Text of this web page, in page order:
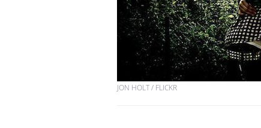
JON HOLT / FLICKR
Hantavirus : un cas
détecté chez un touriste
en France
Mortalité infantile : un
rapport s’interroge sur
son taux élevé en France